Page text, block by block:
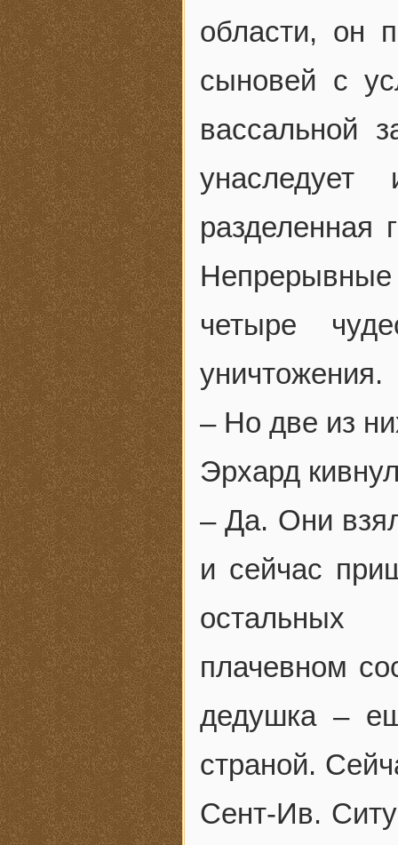
области, он
сыновей с
вассальной
разделенная
четыре
уничтожения.
– Но две из
Эрхард
– Да. Они
и сейчас
остальных
плачевном
дедушка –
страной.
Сент-Ив.